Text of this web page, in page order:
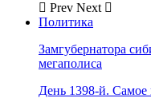
Prev Next
Политика
Замгубернатора
мегаполиса
День 1398-й. Самое